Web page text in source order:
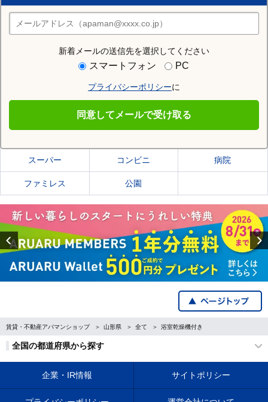
新着メールの送信先を選択してください
スマートフォン PC
プライバシーポリシーに
同意してメールで受け取る
住みたい街の店舗を探す
店舗検索
住む街研究所で寒河江市の情報を見る
寒河江市の施設一覧
スーパー コンビニ 病院
ファミレス 公園
Previous
賃貸・不動産アパマンショップ 山形県 全て 浴室乾燥機付き
全国の都道府県から探す
企業・IR情報 サイトポリシー